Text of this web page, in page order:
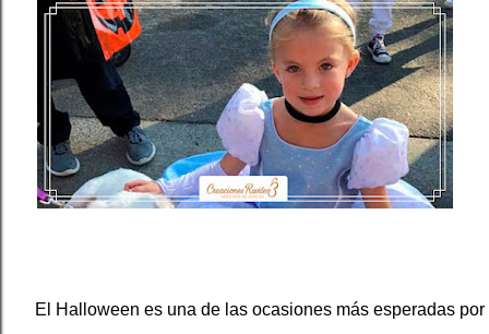
El Halloween es una de las ocasiones más esperadas